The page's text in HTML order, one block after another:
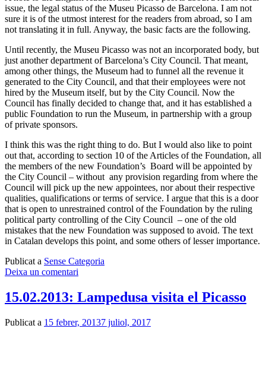
issue, the legal status of the Museu Picasso de Barcelona. I am not
sure it is of the utmost interest for the readers from abroad, so I am
not translating it in full. Anyway, the basic facts are the following.
Until recently, the Museu Picasso was not an incorporated body, but
just another department of Barcelona’s City Council. That meant,
among other things, the Museum had to funnel all the revenue it
generated to the City Council, and that their employees were not
hired by the Museum itself, but by the City Council. Now the
Council has finally decided to change that, and it has established a
public Foundation to run the Museum, in partnership with a group
of private sponsors.
I think this was the right thing to do. But I would also like to point
out that, according to section 10 of the Articles of the Foundation, all
the members of the new Foundation’s Board will be appointed by
the City Council – without any provision regarding from where the
Council will pick up the new appointees, nor about their respective
qualities, qualifications or terms of service. I argue that this is a door
that is open to unrestrained control of the Foundation by the ruling
political party controlling of the City Council – one of the old
mistakes that the new Foundation was supposed to avoid. The text
in Catalan develops this point, and some others of lesser importance.
Publicat a Sense Categoria
Deixa un comentari
15.02.2013: Lampedusa visita el Picasso
Publicat a 15 febrer, 20137 juliol, 2017